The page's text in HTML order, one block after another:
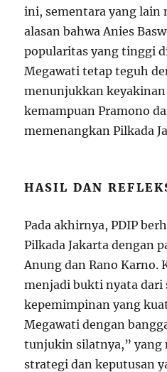
ini, sementara yang
alasan bahwa Anies
popularitas yang tinggi
Megawati tetap teguh
menunjukkan
kemampuan Pramono
memenangkan Pilkada
HASIL DAN
Pada akhirnya, PDIP
Pilkada Jakarta dengan
Anung dan Rano Karno.
menjadi bukti nyata dari
kepemimpinan yang
Megawati dengan
tunjukin silatnya,” yang
strategi dan keputusan